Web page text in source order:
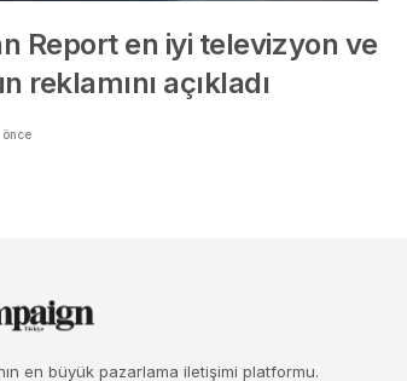
Report en iyi televizyon ve
reklamını açıkladı
önce
en büyük pazarlama iletişimi platformu.